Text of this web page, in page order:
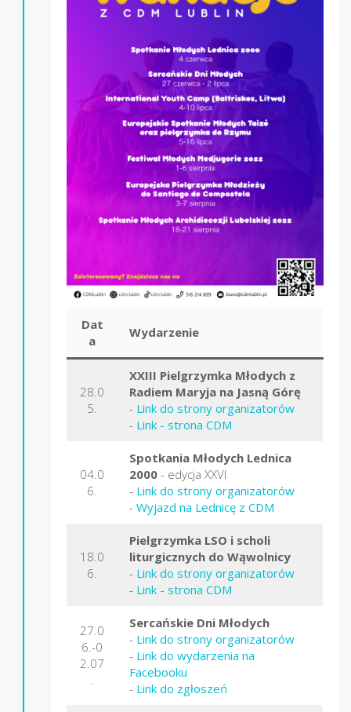
Dat
a
Wydarzenie
28.0
5.
XXIII Pielgrzymka Młodych z
Radiem Maryja na Jasną Górę
- Link do strony organizatorów
- Link - strona CDM
04.0
6.
Spotkania Młodych Lednica
2000 - edycja XXVI
- Link do strony organizatorów
- Wyjazd na Lednicę z CDM
18.0
6.
Pielgrzymka LSO i scholi
liturgicznych do Wąwolnicy
- Link do strony organizatorów
- Link - strona CDM
27.0
6.-0
2.07
Sercańskie Dni Młodych
- Link do strony organizatorów
- Link do wydarzenia na
Facebooku
- Link do zgłoszeń